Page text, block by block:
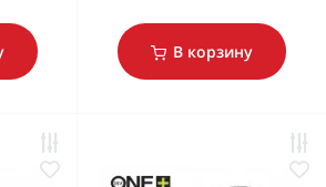
В корзину